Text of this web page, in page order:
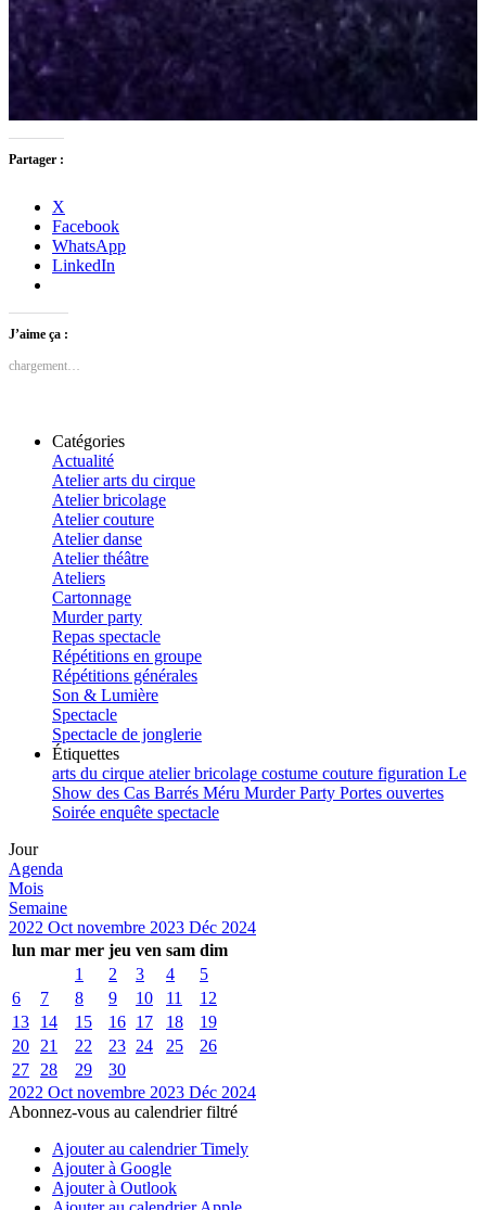
Partager :
X
Facebook
WhatsApp
LinkedIn
J’aime ça :
chargement…
Catégories
Actualité
Atelier arts du cirque
Atelier bricolage
Atelier couture
Atelier danse
Atelier théâtre
Ateliers
Cartonnage
Murder party
Repas spectacle
Répétitions en groupe
Répétitions générales
Son & Lumière
Spectacle
Spectacle de jonglerie
Étiquettes
arts du cirque atelierbricolage costume couture figuration Le
Show des Cas Barrés Méru Murder Party Portes ouvertes
Soirée enquête spectacle
Jour
Agenda
Mois
Semaine
2022 Oct novembre 2023 Déc 2024
lun mar mer jeu ven sam dim
1
2 3 4
5
6
7 8 9 10 11
12
13
14 15 16 17 18
19
20
21 22 23 24 25
26
27
28 29
30
2022 Oct novembre 2023 Déc 2024
Abonnez-vous au calendrier filtré
Ajouter au calendrier Timely
Ajouter à Google
Ajouter à Outlook